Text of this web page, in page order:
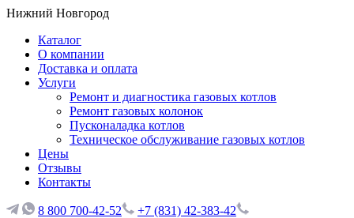
Нижний Новгород
Каталог
О компании
Доставка и оплата
Услуги
Ремонт и диагностика газовых котлов
Ремонт газовых колонок
Пусконаладка котлов
Техническое обслуживание газовых котлов
Цены
Отзывы
Контакты
8 800 700-42-52 +7 (831) 42-383-42